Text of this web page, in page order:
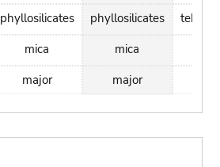
phyllosilicates
mica
major
phyllosilicates
mica
major